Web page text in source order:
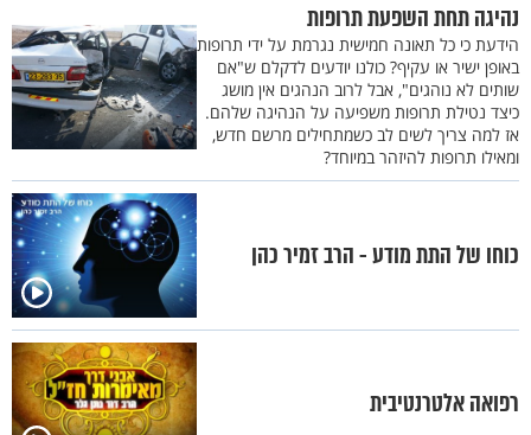
נהיגה תחת השפעת תרופות
הידעת כי כל תאונה חמישית נגרמת על ידי תרופות
באופן ישיר או עקיף? כולנו יודעים לדקלם ש"אם
שותים לא נוהגים", אבל לרוב הנהגים אין מושג
כיצד נטילת תרופות משפיעה על הנהיגה שלהם.
אז למה צריך לשים לב כשמתחילים מרשם חדש,
ומאילו תרופות להיזהר במיוחד?
כוחו של התת מודע - הרב זמיר כהן
רפואה אלטרנטיבית